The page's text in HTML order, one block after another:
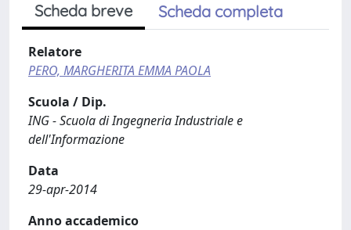
Scheda breve Scheda completa
Relatore
PERO, MARGHERITA EMMA PAOLA
Scuola / Dip.
ING - Scuola di Ingegneria Industriale e
dell'Informazione
Data
29-apr-2014
Anno accademico